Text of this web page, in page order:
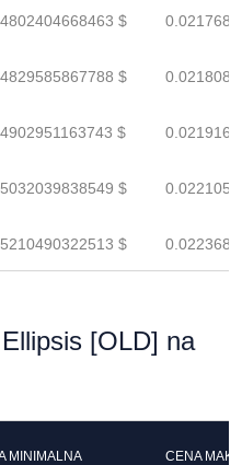
$
$
$
$
$
[OLD] na
MINIMALNA CENA